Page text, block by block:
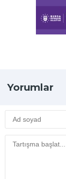
Yorumlar